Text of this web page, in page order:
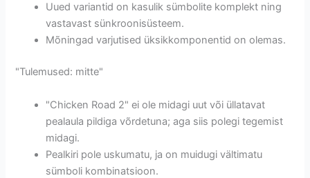
Uued variantid on kasulik sümbolite komplekt ning
vastavast sünkroonisüsteem.
Mõningad varjutised üksikkomponentid on olemas.
"Tulemused: mitte"
"Chicken Road 2" ei ole midagi uut või üllatavat
pealaula pildiga võrdetuna; aga siis polegi tegemist
midagi.
Pealkiri pole uskumatu, ja on muidugi vältimatu
sümboli kombinatsioon.